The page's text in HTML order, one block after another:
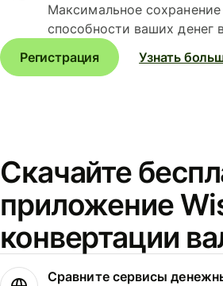
Максимальное сохранение
способности ваших денег
Регистрация
Узнать
Скачайте
приложение
конвертации
Сравните сервисы